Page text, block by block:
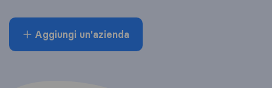
Aggiungi un'azienda